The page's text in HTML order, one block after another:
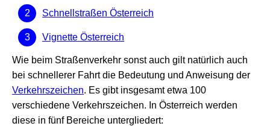
Schnellstraßen Österreich
Vignette Österreich
Wie beim Straßenverkehr sonst auch gilt natürlich auch
bei schnellerer Fahrt die Bedeutung und Anweisung der
Verkehrszeichen. Es gibt insgesamt etwa 100
verschiedene Verkehrszeichen. In Österreich werden
diese in fünf Bereiche untergliedert: